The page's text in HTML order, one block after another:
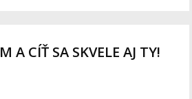
A CÍŤ SA SKVELE AJ TY!